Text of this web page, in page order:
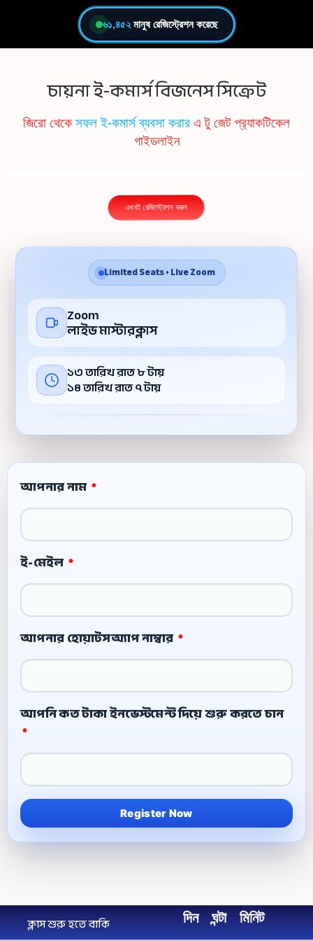
৬১,৪৫২মানুষ রেজিস্ট্রেশন করেছে
চায়না ই-কমার্স বিজনেস সিক্রেট
জিরো থেকে সফল ই-কমার্স ব্যবসা করার এ টু জেট প্র‍্যাকটিকেল
গাইডলাইন
এখনই রেজিস্ট্রেশন করুন
Limited Seats • Live Zoom
Zoom
লাইভ মাস্টারক্লাস
১৩ তারিখ রাত ৮ টায়
১৪ তারিখ রাত ৭ টায়
আপনার নাম
ই-মেইল
আপনার হোয়াটসঅ্যাপ নাম্বার
আপনি কত টাকা ইনভেস্টমেন্ট দিয়ে শুরু করতে চান
Register Now
ক্লাস শুরু হতে বাকি দিন ঘন্টা মিনিট